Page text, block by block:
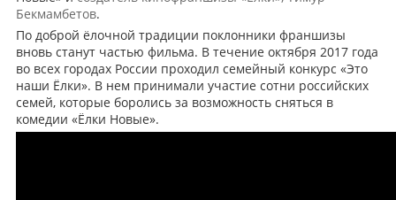
Бекмамбетов.
По доброй ёлочной традиции поклонники франшизы
вновь станут частью фильма. В течение октября 2017 года
во всех городах России проходил семейный конкурс «Это
наши Ёлки». В нем принимали участие сотни российских
семей, которые боролись за возможность сняться в
комедии «Ёлки Новые».